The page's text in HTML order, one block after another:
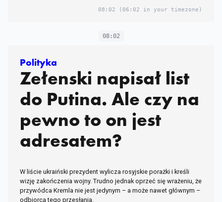
08:02 (06:02 in your timezone)
08:02
Polityka
Zełenski napisał list
do Putina. Ale czy na
pewno to on jest
adresatem?
W liście ukraiński prezydent wylicza rosyjskie porażki i kreśli
wizję zakończenia wojny. Trudno jednak oprzeć się wrażeniu, że
przywódca Kremla nie jest jedynym – a może nawet głównym –
odbiorcą tego przesłania.